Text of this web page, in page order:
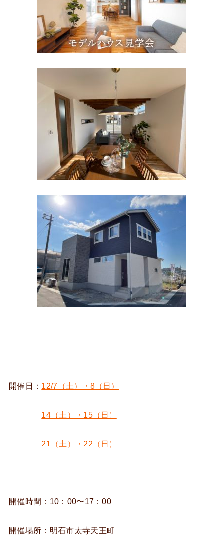
開催日： 12/7（土）・8（日）
14（土）・15（日）
21（土）・22（日）
開催時間：10：00〜17：00
開催場所：明石市太寺天王町